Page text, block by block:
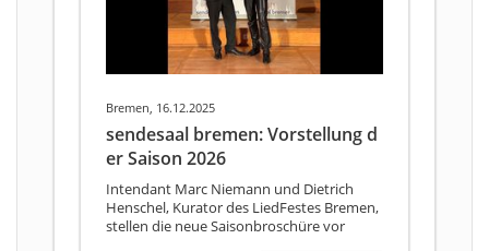
Bremen, 16.12.2025
sendesaal bremen: Vorstellung d
er Saison 2026
Intendant Marc Niemann und Dietrich
Henschel, Kurator des LiedFestes Bremen,
stellen die neue Saisonbroschüre vor